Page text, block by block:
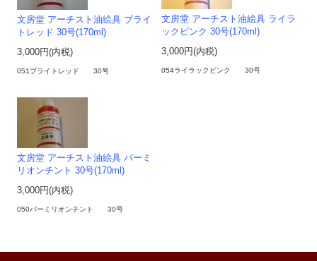
文房堂 アーチスト油絵具 ブライ
トレッド 30号(170ml)
3,000円(内税)
051ブライトレッド 30号
文房堂 アーチスト油絵具 ライラ
ックピンク 30号(170ml)
3,000円(内税)
054ライラックピンク 30号
文房堂 アーチスト油絵具 バーミ
リオンチント 30号(170ml)
3,000円(内税)
050バーミリオンチント 30号